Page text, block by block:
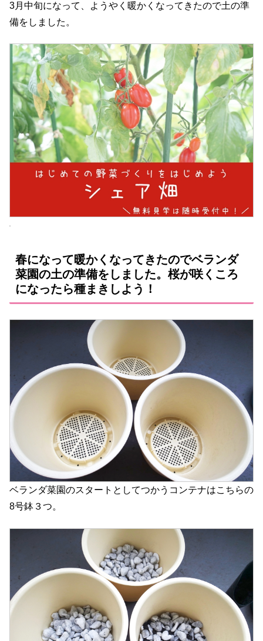
3月中旬になって、ようやく暖かくなってきたので土の準
備をしました。
春になって暖かくなってきたのでベランダ
菜園の土の準備をしました。桜が咲くころ
になったら種まきしよう！
ベランダ菜園のスタートとしてつかうコンテナはこちらの
8号鉢３つ。